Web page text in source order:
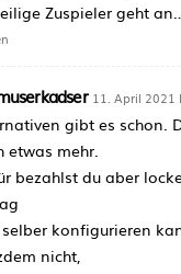
Zuspieler geht
11. April 2021
gibt es schon.
etwas mehr.
bezahlst du aber
konfigurieren
nicht,